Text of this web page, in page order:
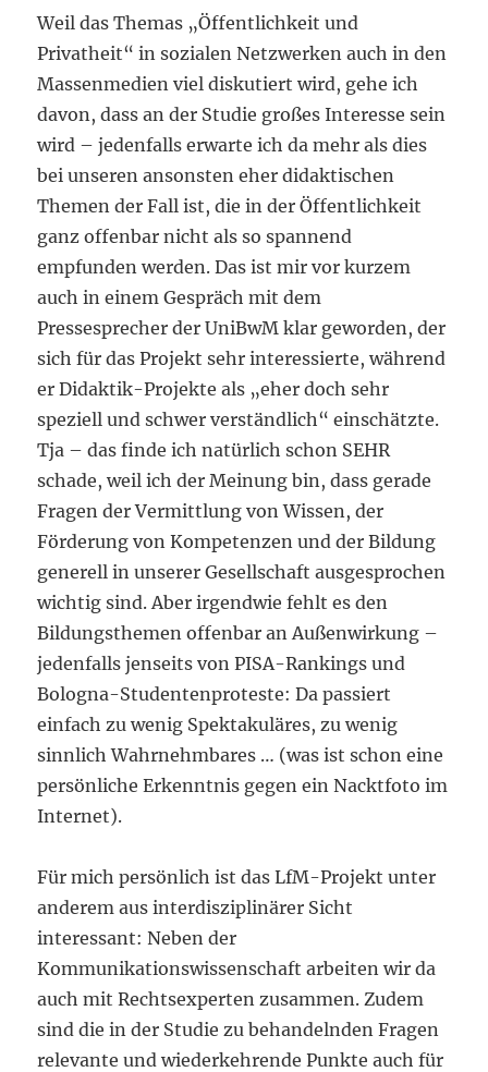
Weil das Themas „Öffentlichkeit und
Privatheit“ in sozialen Netzwerken auch in den
Massenmedien viel diskutiert wird, gehe ich
davon, dass an der Studie großes Interesse sein
wird – jedenfalls erwarte ich da mehr als dies
bei unseren ansonsten eher didaktischen
Themen der Fall ist, die in der Öffentlichkeit
ganz offenbar nicht als so spannend
empfunden werden. Das ist mir vor kurzem
auch in einem Gespräch mit dem
Pressesprecher der UniBwM klar geworden, der
sich für das Projekt sehr interessierte, während
er Didaktik-Projekte als „eher doch sehr
speziell und schwer verständlich“ einschätzte.
Tja – das finde ich natürlich schon SEHR
schade, weil ich der Meinung bin, dass gerade
Fragen der Vermittlung von Wissen, der
Förderung von Kompetenzen und der Bildung
generell in unserer Gesellschaft ausgesprochen
wichtig sind. Aber irgendwie fehlt es den
Bildungsthemen offenbar an Außenwirkung –
jedenfalls jenseits von PISA-Rankings und
Bologna-Studentenproteste: Da passiert
einfach zu wenig Spektakuläres, zu wenig
sinnlich Wahrnehmbares … (was ist schon eine
persönliche Erkenntnis gegen ein Nacktfoto im
Internet).
Für mich persönlich ist das LfM-Projekt unter
anderem aus interdisziplinärer Sicht
interessant: Neben der
Kommunikationswissenschaft arbeiten wir da
auch mit Rechtsexperten zusammen. Zudem
sind die in der Studie zu behandelnden Fragen
relevante und wiederkehrende Punkte auch für